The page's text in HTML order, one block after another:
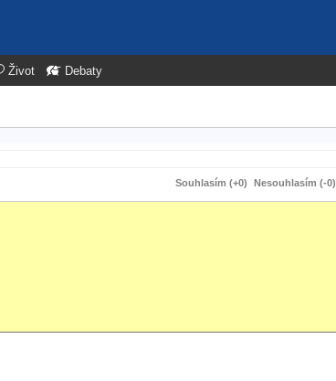
Život Debaty
Souhlasím (+0) Nesouhlasím (-0)